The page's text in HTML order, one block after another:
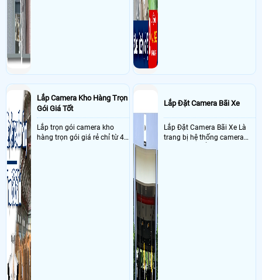
Lắp Camera Kho Hàng Trọn
Gói Giá Tốt
Lắp trọn gói camera kho
hàng trọn gói giá rẻ chỉ từ 4
Lắp Đặt Camera Bãi Xe
Lắp Đặt Camera Bãi Xe Là
trang bị hệ thống camera